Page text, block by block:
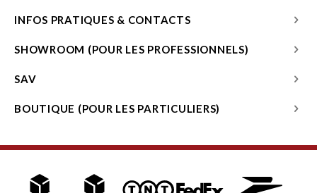
INFOS PRATIQUES & CONTACTS
SHOWROOM (POUR LES PROFESSIONNELS)
SAV
BOUTIQUE (POUR LES PARTICULIERS)